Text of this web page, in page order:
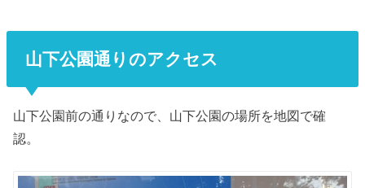
山下公園通りのアクセス
山下公園前の通りなので、山下公園の場所を地図で確
認。